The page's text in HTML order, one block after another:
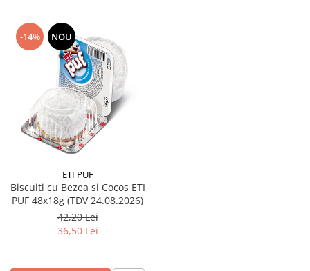
-14% NOU
ETI PUF
Biscuiti cu Bezea si Cocos ETI
PUF 48x18g (TDV 24.08.2026)
42,20 Lei
36,50 Lei